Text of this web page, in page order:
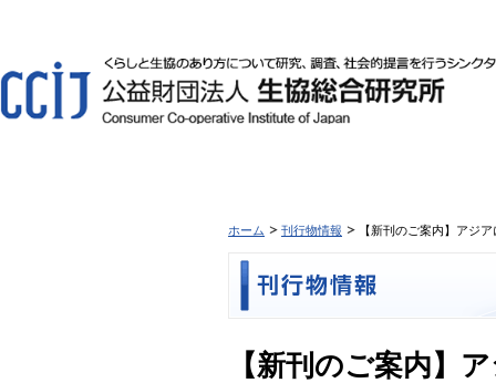
ホーム 刊行物情報 【新刊のご案内】アジ
【新刊のご案内】